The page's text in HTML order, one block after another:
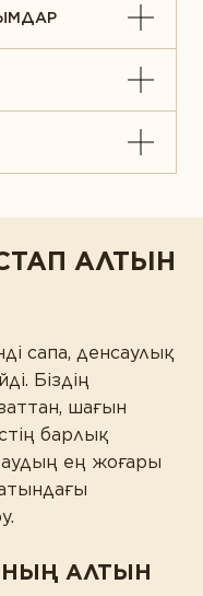
АЛТЫН
сапа, денсаулық
Біздің
шағын
барлық
ең жоғары
АЛТЫН